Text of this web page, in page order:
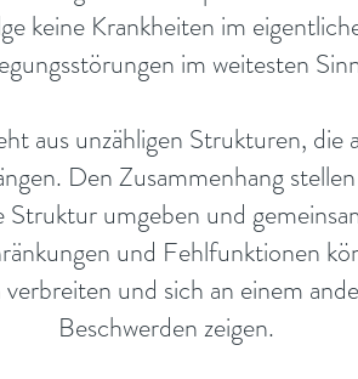
keine Krankheiten im
im weitesten
aus unzähligen Strukturen, die
Den Zusammenhang
Struktur umgeben und
und Fehlfunktionen
und sich an einem
Beschwerden zeigen.